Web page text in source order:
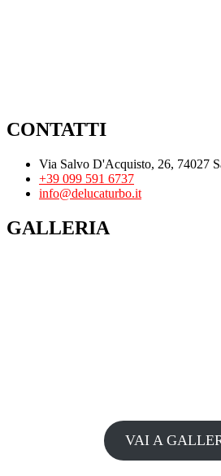
CONTATTI
Via Salvo D'Acquisto, 26, 74027
+39 099 591 6737
info@delucaturbo.it
GALLERIA
VAI A